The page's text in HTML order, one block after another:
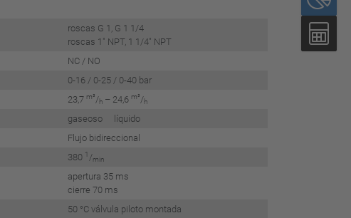
roscas G 1, G 1 1/4
roscas 1" NPT, 1 1/4" NPT
NC / NO
0-16 / 0-25 / 0-40 bar
23,7 m³/h– 24,6 m³/h
gaseoso líquido
Flujo bidireccional
380 1 /min
apertura 35 ms
cierre 70 ms
50 °C válvula piloto montada